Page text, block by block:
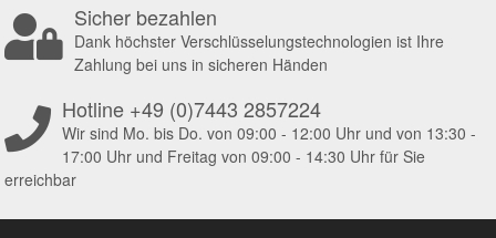
Sicher bezahlen
Dank höchster Verschlüsselungstechnologien ist Ihre
Zahlung bei uns in sicheren Händen
Hotline +49 (0)7443 2857224
Wir sind Mo. bis Do. von 09:00 - 12:00 Uhr und von 13:30 -
17:00 Uhr und Freitag von 09:00 - 14:30 Uhr für Sie
erreichbar